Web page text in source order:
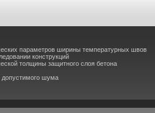
параметров ширины температурных швов
конструкций
толщины защитного слоя бетона
допустимого шума